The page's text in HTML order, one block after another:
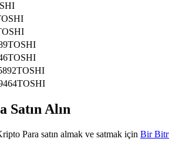
komisyonlarının tadını çıkarın
TOSHI
TOSHI
TOSHI
TOSHI
Alın
Para satın almak ve satmak için Bir